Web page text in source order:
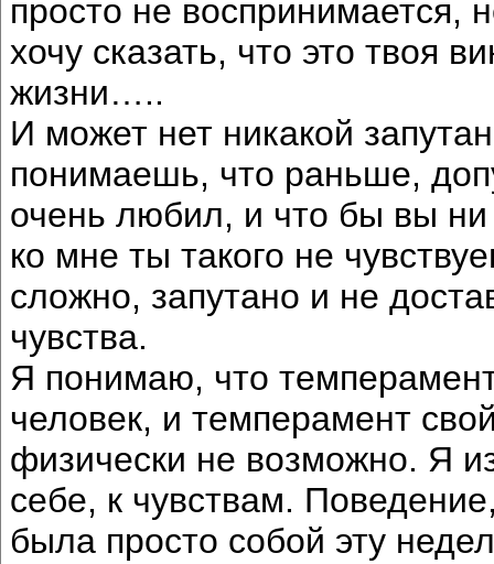
просто не воспринимается,
хочу сказать, что это твоя
жизни…..
И может нет никакой
понимаешь, что раньше,
очень любил, и что бы вы
ко мне ты такого не
сложно, запутано и не
чувства.
Я понимаю, что
человек, и темперамент
физически не возможно. Я
себе, к чувствам.
была просто собой эту